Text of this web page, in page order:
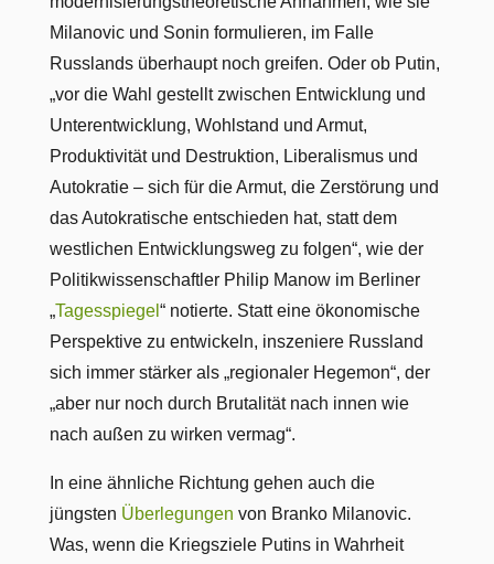
Milanovic und Sonin formulieren, im Falle
Russlands überhaupt noch greifen. Oder ob Putin,
„vor die Wahl gestellt zwischen Entwicklung und
Unterentwicklung, Wohlstand und Armut,
Produktivität und Destruktion, Liberalismus und
Autokratie – sich für die Armut, die Zerstörung und
das Autokratische entschieden hat, statt dem
westlichen Entwicklungsweg zu folgen“, wie der
Politikwissenschaftler Philip Manow im Berliner
„Tagesspiegel “ notierte. Statt eine ökonomische
Perspektive zu entwickeln, inszeniere Russland
sich immer stärker als „regionaler Hegemon“, der
„aber nur noch durch Brutalität nach innen wie
nach außen zu wirken vermag“.
In eine ähnliche Richtung gehen auch die
jüngsten Überlegungen von Branko Milanovic.
Was, wenn die Kriegsziele Putins in Wahrheit